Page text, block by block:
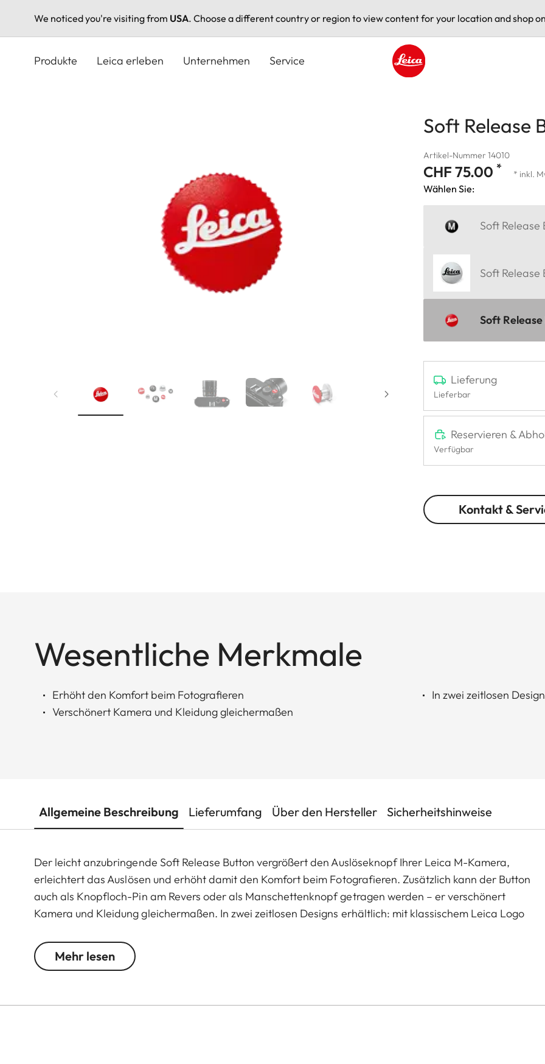
We noticed you're visiting from USA. Choose a different country or region to view content for your location and shop
Produkte Leica erleben Unternehmen Service
Soft Release
Artikel-Nummer 14010
CHF 75.00 * * inkl.
Wählen Sie:
Soft Release
Soft Release
Soft
Lieferung
Lieferbar
Reservieren &
Verfügbar
Kontakt &
Wesentliche Merkmale
Erhöht den Komfort beim Fotografieren
Verschönert Kamera und Kleidung gleichermaßen
In zwei zeitlosen
Allgemeine Beschreibung Lieferumfang Über den Hersteller Sicherheitshinweise
Der leicht anzubringende Soft Release Button vergrößert den Auslöseknopf Ihrer Leica M-Kamera,
erleichtert das Auslösen und erhöht damit den Komfort beim Fotografieren. Zusätzlich kann der Button
auch als Knopfloch-Pin am Revers oder als Manschettenknopf getragen werden – er verschönert
Kamera und Kleidung gleichermaßen. In zwei zeitlosen Designs erhältlich: mit klassischem Leica Logo
Mehr lesen